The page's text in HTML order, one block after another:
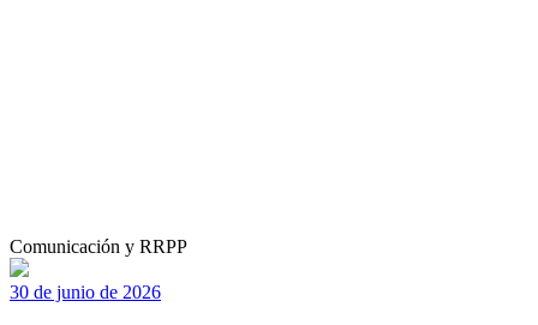
Comunicación y RRPP
30 de junio de 2026